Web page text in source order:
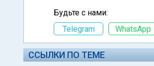
Будьте с нами:
Telegram
WhatsApp
ССЫЛКИ ПО ТЕМЕ